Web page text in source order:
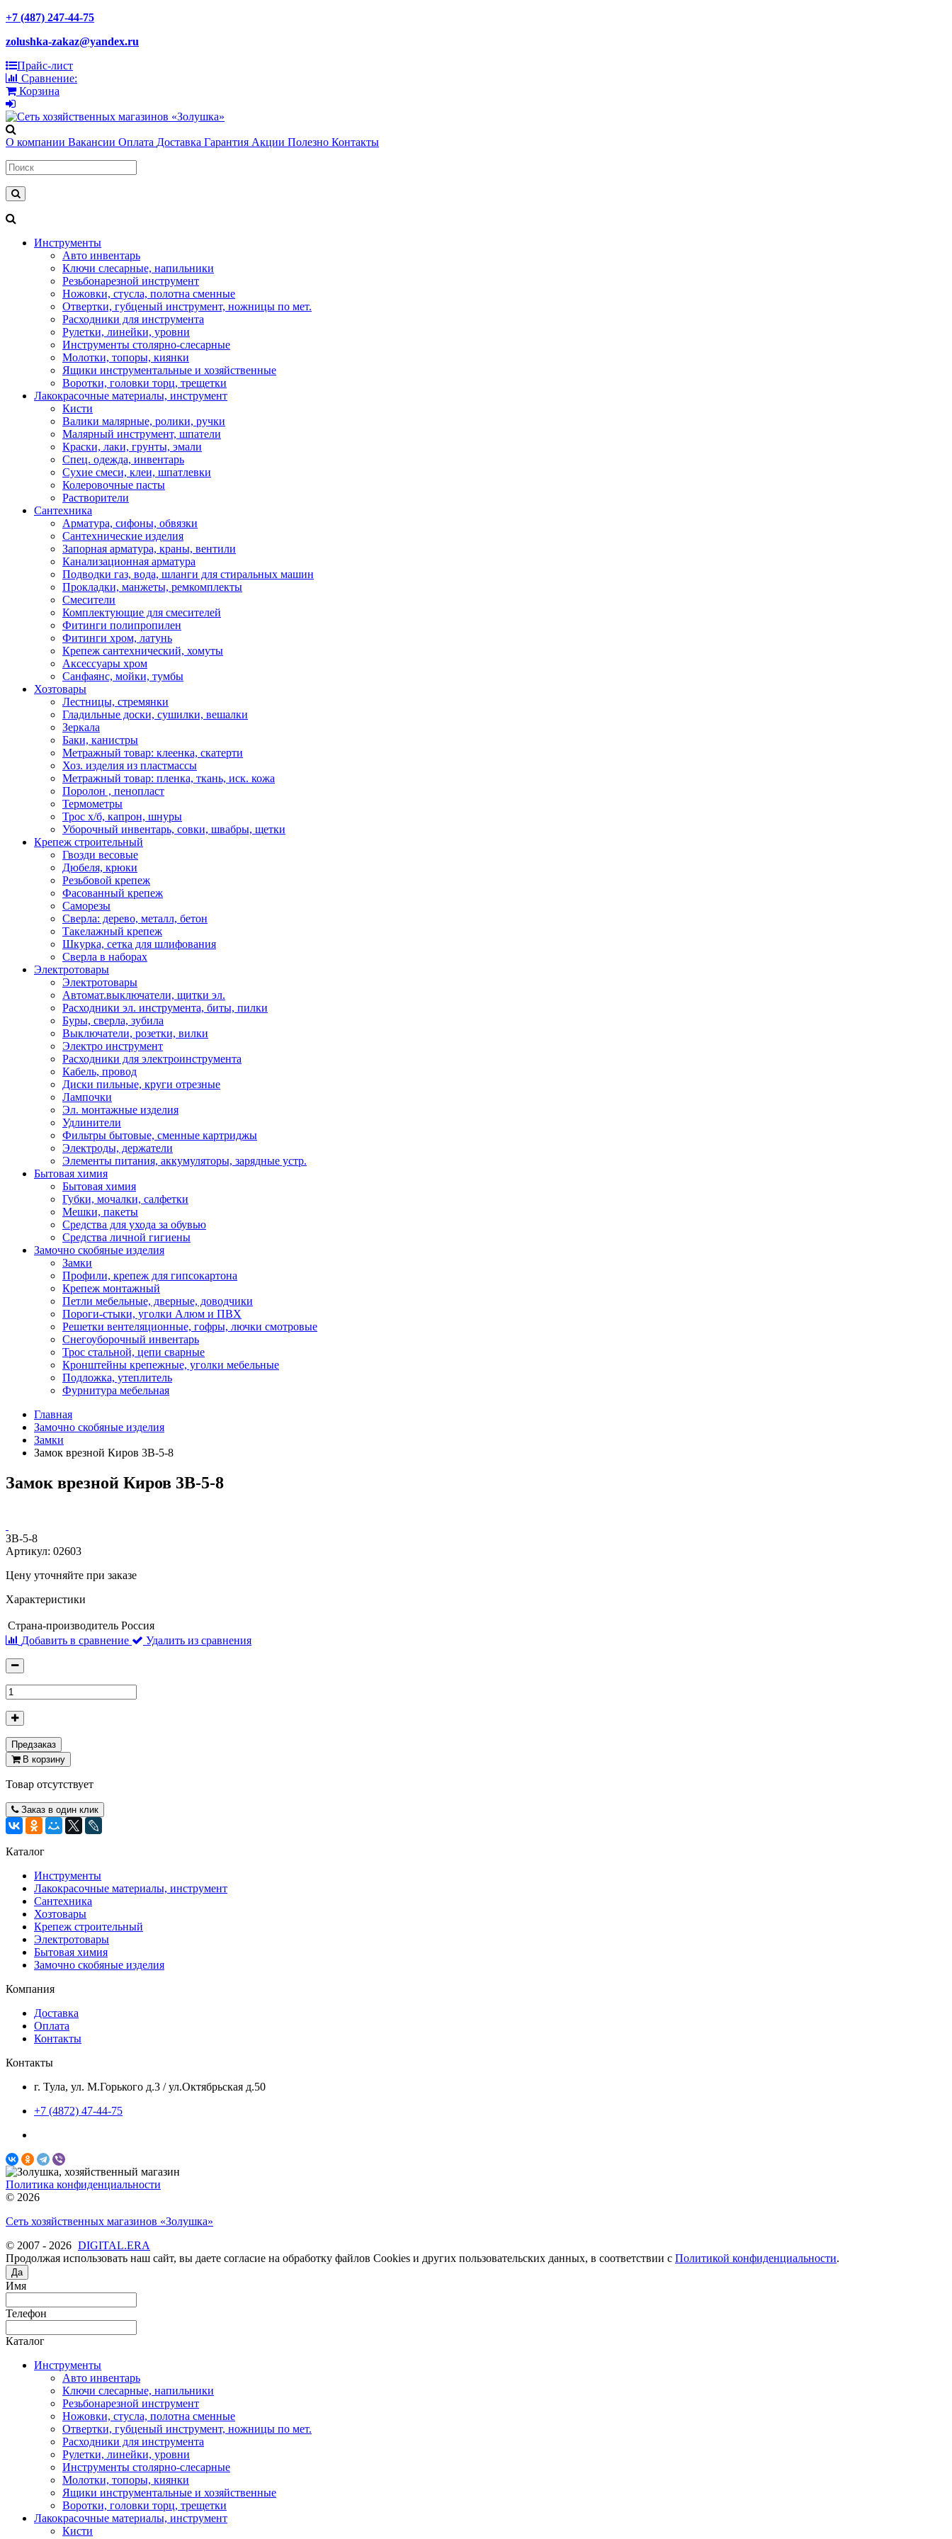
+7 (487) 247-44-75
zolushka-zakaz@yandex.ru
Прайс-лист
Сравнение:
Корзина
О компании Вакансии Оплата Доставка Гарантия Акции Полезно Контакты
Инструменты
Авто инвентарь
Ключи слесарные, напильники
Резьбонарезной инструмент
Ножовки, стусла, полотна сменные
Отвертки, губценый инструмент, ножницы по мет.
Расходники для инструмента
Рулетки, линейки, уровни
Инструменты столярно-слесарные
Молотки, топоры, киянки
Ящики инструментальные и хозяйственные
Воротки, головки торц, трещетки
Лакокрасочные материалы, инструмент
Кисти
Валики малярные, ролики, ручки
Малярный инструмент, шпатели
Краски, лаки, грунты, эмали
Спец. одежда, инвентарь
Сухие смеси, клеи, шпатлевки
Колеровочные пасты
Растворители
Сантехника
Арматура, сифоны, обвязки
Сантехнические изделия
Запорная арматура, краны, вентили
Канализационная арматура
Подводки газ, вода, шланги для стиральных машин
Прокладки, манжеты, ремкомплекты
Смесители
Комплектующие для смесителей
Фитинги полипропилен
Фитинги хром, латунь
Крепеж сантехнический, хомуты
Аксессуары хром
Санфаянс, мойки, тумбы
Хозтовары
Лестницы, стремянки
Гладильные доски, сушилки, вешалки
Зеркала
Баки, канистры
Метражный товар: клеенка, скатерти
Хоз. изделия из пластмассы
Метражный товар: пленка, ткань, иск. кожа
Поролон , пенопласт
Термометры
Трос х/б, капрон, шнуры
Уборочный инвентарь, совки, швабры, щетки
Крепеж строительный
Гвозди весовые
Дюбеля, крюки
Резьбовой крепеж
Фасованный крепеж
Саморезы
Сверла: дерево, металл, бетон
Такелажный крепеж
Шкурка, сетка для шлифования
Сверла в наборах
Электротовары
Электротовары
Автомат.выключатели, щитки эл.
Расходники эл. инструмента, биты, пилки
Буры, сверла, зубила
Выключатели, розетки, вилки
Электро инструмент
Расходники для электроинструмента
Кабель, провод
Диски пильные, круги отрезные
Лампочки
Эл. монтажные изделия
Удлинители
Фильтры бытовые, сменные картриджы
Электроды, держатели
Элементы питания, аккумуляторы, зарядные устр.
Бытовая химия
Бытовая химия
Губки, мочалки, салфетки
Мешки, пакеты
Средства для ухода за обувью
Средства личной гигиены
Замочно скобяные изделия
Замки
Профили, крепеж для гипсокартона
Крепеж монтажный
Петли мебельные, дверные, доводчики
Пороги-стыки, уголки Алюм и ПВХ
Решетки вентеляционные, гофры, лючки смотровые
Снегоуборочный инвентарь
Трос стальной, цепи сварные
Кронштейны крепежные, уголки мебельные
Подложка, утеплитель
Фурнитура мебельная
Главная
Замочно скобяные изделия
Замки
Замок врезной Киров 3В-5-8
Замок врезной Киров 3В-5-8
ЗВ-5-8
Артикул: 02603
Цену уточняйте при заказе
Характеристики
Страна-производитель Россия
Добавить в сравнение
Удалить из сравнения
Предзаказ
В корзину
Товар отсутствует
Заказ в один клик
Каталог
Инструменты
Лакокрасочные материалы, инструмент
Сантехника
Хозтовары
Крепеж строительный
Электротовары
Бытовая химия
Замочно скобяные изделия
Компания
Доставка
Оплата
Контакты
Контакты
г. Тула, ул. М.Горького д.3 / ул.Октябрьская д.50
+7 (4872) 47-44-75
Политика конфиденциальности
© 2026
Сеть хозяйственных магазинов «Золушка»
© 2007 - 2026 DIGITAL.ERA
Продолжая использовать наш сайт, вы даете согласие на обработку файлов Cookies и других пользовательских данных, в соответствии с Политикой конфиденциальности.
Да
Имя
Телефон
Каталог
Инструменты
Авто инвентарь
Ключи слесарные, напильники
Резьбонарезной инструмент
Ножовки, стусла, полотна сменные
Отвертки, губценый инструмент, ножницы по мет.
Расходники для инструмента
Рулетки, линейки, уровни
Инструменты столярно-слесарные
Молотки, топоры, киянки
Ящики инструментальные и хозяйственные
Воротки, головки торц, трещетки
Лакокрасочные материалы, инструмент
Кисти